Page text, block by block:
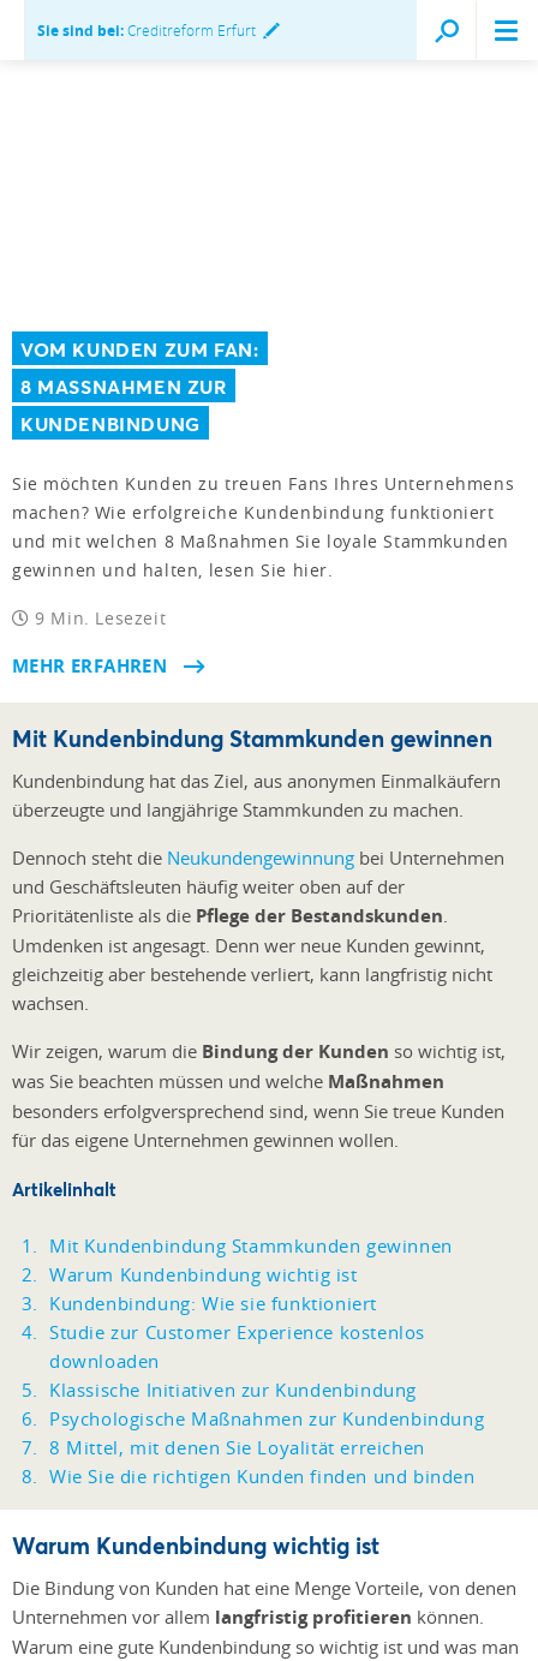
Sie sind bei:Creditreform Erfurt
VOM KUNDEN ZUM FAN:
8 MASSNAHMEN ZUR
KUNDENBINDUNG
Sie möchten Kunden zu treuen Fans Ihres Unternehmens
machen? Wie erfolgreiche Kundenbindung funktioniert
und mit welchen 8 Maßnahmen Sie loyale Stammkunden
gewinnen und halten, lesen Sie hier.
9 Min. Lesezeit
MEHR ERFAHREN
Mit Kundenbindung Stammkunden gewinnen
Kundenbindung hat das Ziel, aus anonymen Einmalkäufern
überzeugte und langjährige Stammkunden zu machen.
Dennoch steht die Neukundengewinnung bei Unternehmen
und Geschäftsleuten häufig weiter oben auf der
Prioritätenliste als die Pflege der Bestandskunden
Umdenken ist angesagt. Denn wer neue Kunden gewinnt,
gleichzeitig aber bestehende verliert, kann langfristig nicht
wachsen.
Wir zeigen, warum die Bindung der Kunden so wichtig ist,
was Sie beachten müssen und welche Maßnahmen
besonders erfolgversprechend sind, wenn Sie treue Kunden
für das eigene Unternehmen gewinnen wollen.
Artikelinhalt
Mit Kundenbindung Stammkunden gewinnen
Warum Kundenbindung wichtig ist
Kundenbindung: Wie sie funktioniert
Studie zur Customer Experience kostenlos
downloaden
Klassische Initiativen zur Kundenbindung
Psychologische Maßnahmen zur Kundenbindung
8 Mittel, mit denen Sie Loyalität erreichen
Wie Sie die richtigen Kunden finden und binden
Warum Kundenbindung wichtig ist
Die Bindung von Kunden hat eine Menge Vorteile, von denen
Unternehmen vor allem langfristig profitieren können.
Warum eine gute Kundenbindung so wichtig ist und was man